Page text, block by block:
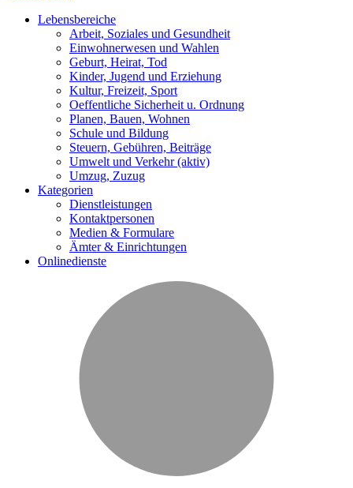
Lebensbereiche
Arbeit, Soziales und Gesundheit
Einwohnerwesen und Wahlen
Geburt, Heirat, Tod
Kinder, Jugend und Erziehung
Kultur, Freizeit, Sport
Oeffentliche Sicherheit u. Ordnung
Planen, Bauen, Wohnen
Schule und Bildung
Steuern, Gebühren, Beiträge
Umwelt und Verkehr(aktiv)
Umzug, Zuzug
Kategorien
Dienstleistungen
Kontaktpersonen
Medien & Formulare
Ämter & Einrichtungen
Onlinedienste